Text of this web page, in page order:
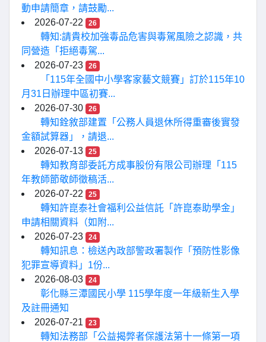
動申請簡章，請鼓勵...
2026-07-22
26
轉知:請貴校加強毒品危害與毒駕風險之認識，共
同營造「拒絕毒駕...
2026-07-23
26
「115年全國中小學客家藝文競賽」訂於115年10
月31日辦理中區初賽...
2026-07-30
26
轉知銓敘部建置「公務人員退休所得重審後實發
金額試算器」，請退...
2026-07-13
25
轉知教育部委託方成事股份有限公司辦理「115
年教師節敬師徵稿活...
2026-07-22
25
轉知許崑泰社會福利公益信託「許崑泰助學金」
申請相關資料（如附...
2026-07-23
24
轉知訊息：檢送內政部警政署製作「預防性影像
犯罪宣導資料」1份...
2026-08-03
24
彰化縣三潭國民小學 115學年度一年級新生入學
及註冊通知
2026-07-21
23
轉知法務部「公益揭弊者保護法第十一條第一項